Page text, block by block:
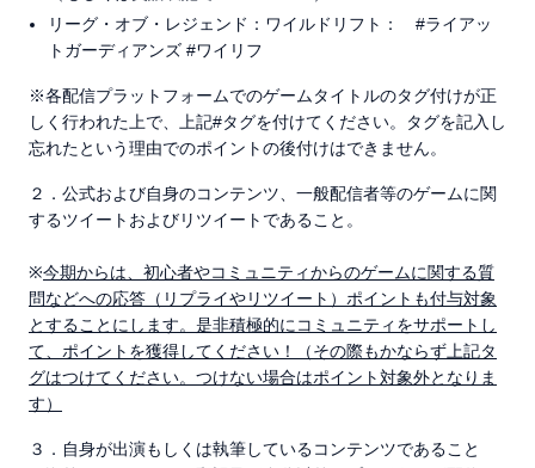
リーグ・オブ・レジェンド：ワイルドリフト： #ライアッ
トガーディアンズ #ワイリフ
※各配信プラットフォームでのゲームタイトルのタグ付けが正
しく行われた上で、上記#タグを付けてください。タグを記入し
忘れたという理由でのポイントの後付けはできません。
２．公式および自身のコンテンツ、一般配信者等のゲームに関
するツイートおよびリツイートであること。
※今期からは、初心者やコミュニティからのゲームに関する質
問などへの応答（リプライやリツイート）ポイントも付与対象
とすることにします。是非積極的にコミュニティをサポートし
て、ポイントを獲得してください！（その際もかならず上記タ
グはつけてください。つけない場合はポイント対象外となりま
す）
３．自身が出演もしくは執筆しているコンテンツであること